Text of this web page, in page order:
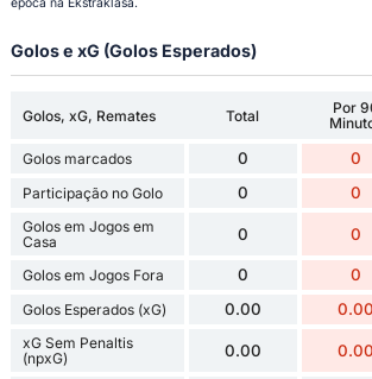
Golos e xG (Golos Esperados)
Golos, xG, Remates Total
Por
Golos marcados 0 0
Participação no Golo 0 0
Golos em Jogos em
Casa
0 0
Golos em Jogos Fora 0 0
Golos Esperados (xG) 0.00 0.00
xG Sem Penaltis
(npxG)
0.00 0.00